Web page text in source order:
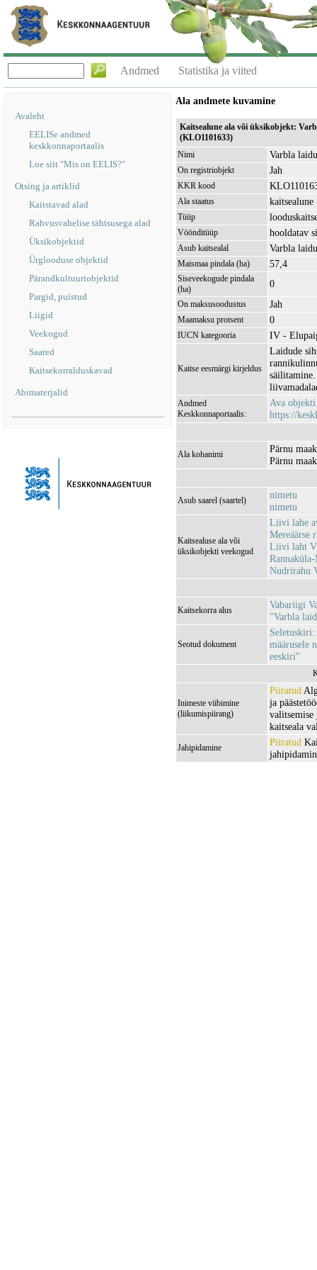
Andmed Statistika ja viited
Avaleht
EELISe andmed
keskkonnaportaalis
Loe siit "Mis on EELIS?"
Otsing ja artiklid
Kaitstavad alad
Rahvusvahelise tähtsusega alad
Üksikobjektid
Ürglooduse objektid
Pärandkultuuriobjektid
Pargid, puistud
Liigid
Veekogud
Saared
Kaitsekorralduskavad
Abimaterjalid
Ala andmete kuvamine
Kaitsealune ala või üksikobjekt:
(KLO1101633)
Nimi
Varbla
On registriobjekt Jah
KKR kood
Ala staatus kaitsealune
Tüüp
Vöönditüüp hooldatav
Asub kaitsealal Varbla
Maismaa pindala (ha) 57,4
Siseveekogude pindala
(ha)
0
On maksusoodustus Jah
Maamaksu protsent 0
IUCN kategooria IV -
Kaitse eesmärgi kirjeldus
Laidude
Andmed
Keskkonnaportaalis:
Ava objekti
https://
Ala kohanimi
Pärnu
Pärnu
Asub saarel (saartel)
nimetu
nimetu
Kaitsealuse ala või
üksikobjekti veekogud
Liivi lahe
Mereäärse
Liivi laht
Nudrirahu
Kaitsekorra alus
Vabariigi
"Varbla
Seotud dokument
määrusele
eeskiri"
Inimeste viibimine
(liikumispiirang)
Piiratud
ja
valitsemise
kaitseala
Jahipidamine Piiratud